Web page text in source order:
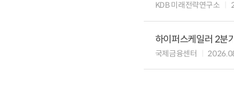
KDB 미래전략연구소
하이퍼스케일러 2분
국제금융센터